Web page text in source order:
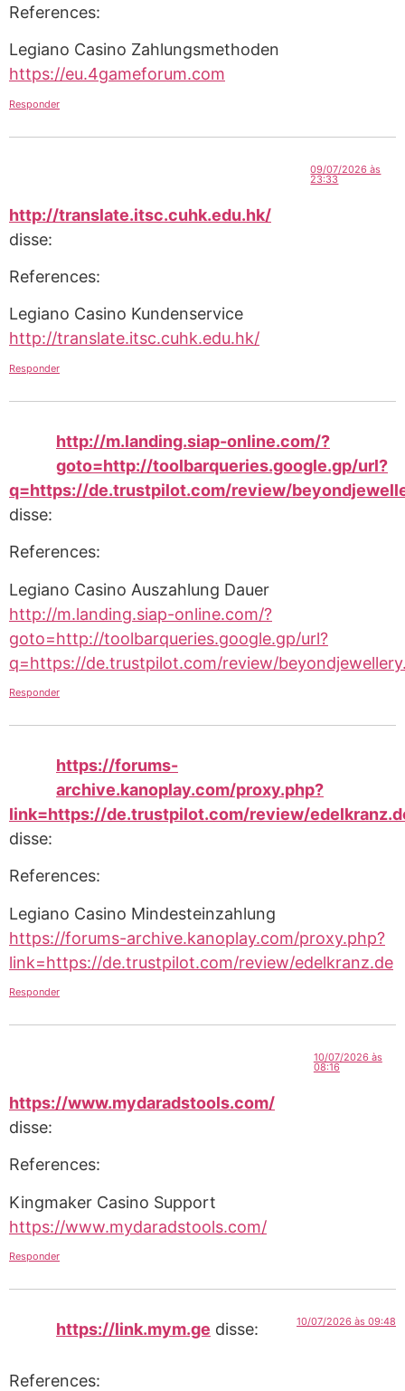
References:
Legiano Casino Zahlungsmethoden
https://eu.4gameforum.com
Responder
http://translate.itsc.cuhk.edu.hk/
disse:
09/07/2026 às
23:33
References:
Legiano Casino Kundenservice
http://translate.itsc.cuhk.edu.hk/
Responder
http://m.landing.siap-online.com/?
goto=http://toolbarqueries.google.gp/url?
q=https://de.trustpilot.com/review/
disse:
References:
Legiano Casino Auszahlung Dauer
http://m.landing.siap-online.com/?
goto=http://toolbarqueries.google.gp/url?
q=https://de.trustpilot.com/review/
Responder
https://forums-
archive.kanoplay.com/proxy.php?
link=https://de.trustpilot.com/review/
disse:
References:
Legiano Casino Mindesteinzahlung
https://forums-archive.kanoplay.com/proxy.php?
link=https://de.trustpilot.com/review/edelkranz.de
Responder
https://www.mydaradstools.com/
disse:
10/07/2026 às
08:16
References:
Kingmaker Casino Support
https://www.mydaradstools.com/
Responder
https://link.mym.ge disse: 10/07/2026 às 09:48
References: